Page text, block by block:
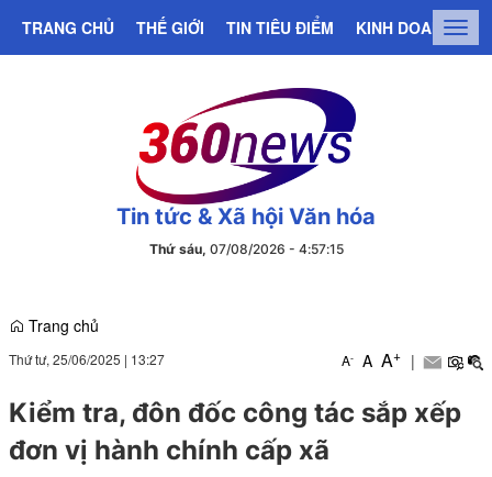
TRANG CHỦ THẾ GIỚI TIN TIÊU ĐIỂM KINH DOANH
Tin tức & Xã hội Văn hóa
Thứ sáu, 07/08/2026 - 4:57:16
Trang chủ
Thứ tư, 25/06/2025 | 13:27 A- A A+ |
Kiểm tra, đôn đốc công tác sắp xếp
đơn vị hành chính cấp xã